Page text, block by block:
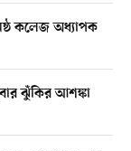
কলেজ অধ্যাপক
ঝুঁকির আশঙ্কা